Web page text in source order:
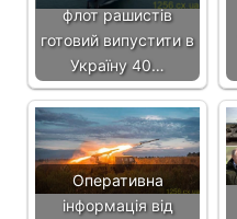
флот рашистів
готовий випустити в
Україну 40…
Оперативна
інформація від